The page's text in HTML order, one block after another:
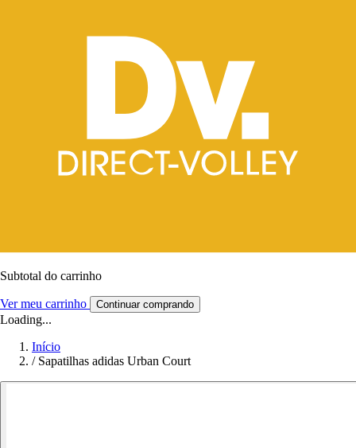
Subtotal do carrinho
Ver meu carrinho Continuar comprando
Loading...
Início
/ Sapatilhas adidas Urban Court